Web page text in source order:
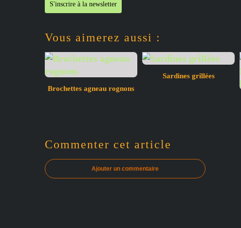
S'inscrire à la newsletter
Vous aimerez aussi :
Brochettes agneau rognons
Sardines grillées
Commenter cet article
Ajouter un commentaire